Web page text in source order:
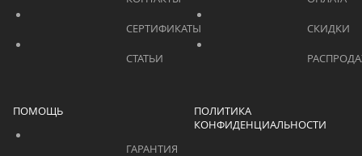
ПОМОЩЬ
ПОЛИТИКА
КОНФИДЕНЦИАЛЬНОСТИ